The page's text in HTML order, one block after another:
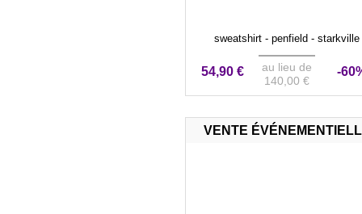
sweatshirt - penfield - starkville
54,90 €
au lieu de
140,00 €
-
VENTE